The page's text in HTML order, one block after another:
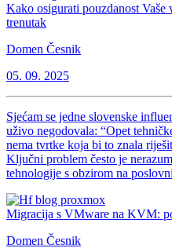
Kako osigurati pouzdanost Vaše
trenutak
Domen Česnik
05. 09. 2025
Sjećam se jedne slovenske
uživo negodovala: “Opet
nema tvrtke koja bi to znala
Ključni problem često je
tehnologije s obzirom na
Migracija s VMware na KVM:
Domen Česnik